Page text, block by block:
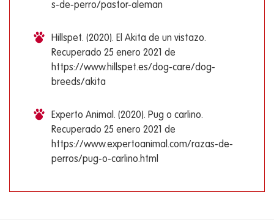
s-de-perro/pastor-aleman
Hillspet. (2020). El Akita de un vistazo.
Recuperado 25 enero 2021 de
https://www.hillspet.es/dog-care/dog-
breeds/akita
Experto Animal. (2020). Pug o carlino.
Recuperado 25 enero 2021 de
https://www.expertoanimal.com/razas-de-
perros/pug-o-carlino.html